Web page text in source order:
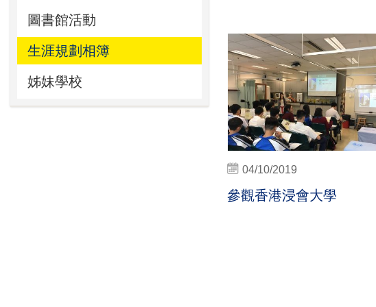
04/10/2019
參觀香港浸會大學
圖書館活動
生涯規劃相簿
姊妹學校